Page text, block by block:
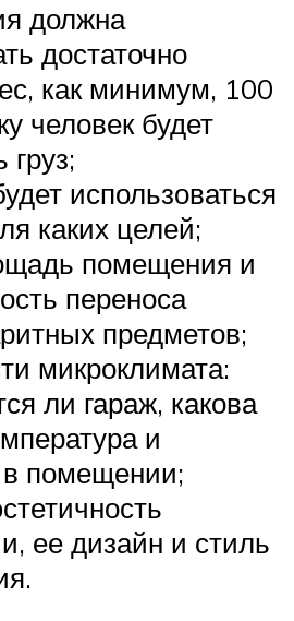
должна
достаточно
как минимум, 100
человек будет
груз;
использоваться
каких целей;
помещения и
переноса
предметов;
микроклимата:
ли гараж, какова
и
помещении;
ее дизайн и стиль